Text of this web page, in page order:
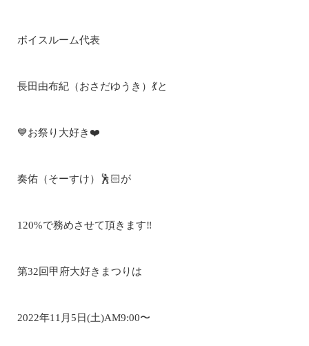
ボイスルーム代表
長田由布紀（おさだゆうき）💃と
💙お祭り大好き❤️
奏佑（そーすけ）🕺🏻が
120%で務めさせて頂きます‼️
第32回甲府大好きまつりは
2022年11月5日(土)AM9:00〜